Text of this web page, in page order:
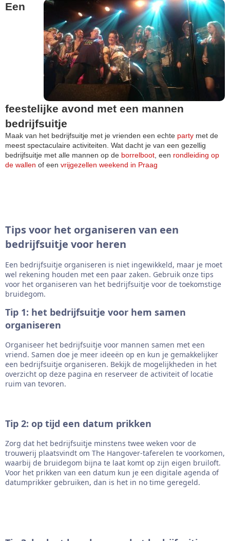
Een
feestelijke avond met een mannen
bedrijfsuitje
Maak van het bedrijfsuitje met je vrienden een echte party met de
meest spectaculaire activiteiten. Wat dacht je van een gezellig
bedrijfsuitje met alle mannen op de borrelboot, een rondleiding op
de wallen of een vrijgezellen weekend in Praag
Tips voor het organiseren van een
bedrijfsuitje voor heren
Een bedrijfsuitje organiseren is niet ingewikkeld, maar je moet
wel rekening houden met een paar zaken. Gebruik onze tips
voor het organiseren van het bedrijfsuitje voor de toekomstige
bruidegom.
Tip 1: het bedrijfsuitje voor hem samen
organiseren
Organiseer het bedrijfsuitje voor mannen samen met een
vriend. Samen doe je meer ideeën op en kun je gemakkelijker
een bedrijfsuitje organiseren. Bekijk de mogelijkheden in het
overzicht op deze pagina en reserveer de activiteit of locatie
ruim van tevoren.
Tip 2: op tijd een datum prikken
Zorg dat het bedrijfsuitje minstens twee weken voor de
trouwerij plaatsvindt om The Hangover-taferelen te voorkomen,
waarbij de bruidegom bijna te laat komt op zijn eigen bruiloft.
Voor het prikken van een datum kun je een digitale agenda of
datumprikker gebruiken, dan is het in no time geregeld.